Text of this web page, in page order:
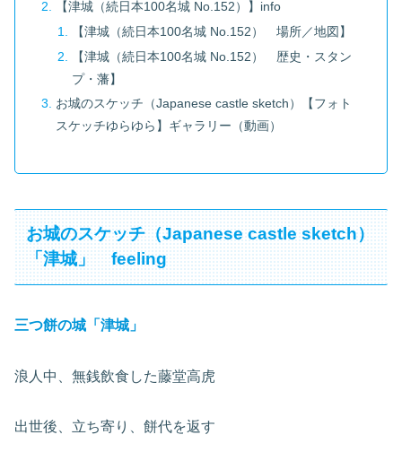
【津城（続日本100名城 No.152）】info
【津城（続日本100名城 No.152） 場所／地図】
【津城（続日本100名城 No.152） 歴史・スタン
プ・藩】
お城のスケッチ（Japanese castle sketch）【フォト
スケッチゆらゆら】ギャラリー（動画）
お城のスケッチ（Japanese castle sketch）
「津城」 feeling
三つ餅の城「津城」
浪人中、無銭飲食した藤堂高虎
出世後、立ち寄り、餅代を返す